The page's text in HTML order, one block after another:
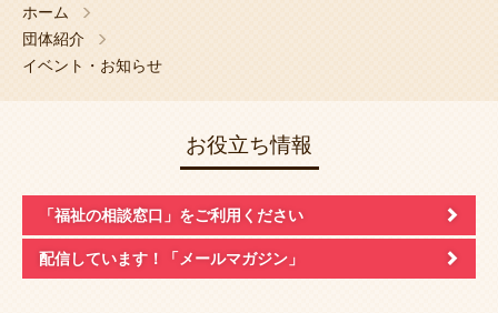
ホーム
団体紹介
イベント・お知らせ
お役立ち情報
「福祉の相談窓口」 をご利用ください
配信しています！ 「メールマガジン」